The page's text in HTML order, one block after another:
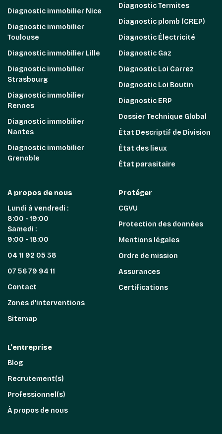
Diagnostic immobilier Nice
Diagnostic immobilier
Toulouse
Diagnostic immobilier Lille
Diagnostic immobilier
Strasbourg
Diagnostic immobilier
Rennes
Diagnostic immobilier
Nantes
Diagnostic immobilier
Grenoble
Diagnostic Termites
Diagnostic plomb (CREP)
Diagnostic Électricité
Diagnostic Gaz
Diagnostic Loi Carrez
Diagnostic Loi Boutin
Diagnostic ERP
Dossier Technique Global
État Descriptif de Division
État des lieux
État parasitaire
A propos de nous
Lundi à vendredi :
8:00 - 19:00
Samedi :
9:00 - 18:00
04 11 92 05 38
07 56 79 94 11
Contact
Zones d'interventions
Sitemap
Protéger
CGVU
Protection des données
Mentions légales
Ordre de mission
Assurances
Certifications
L'entreprise
Blog
Recrutement(s)
Professionnel(s)
À propos de nous